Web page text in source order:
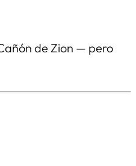
de Zion — pero